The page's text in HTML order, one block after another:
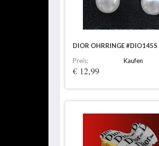
DIOR OHRRINGE #DIO145S
Preis:
€ 12,99
Kaufen